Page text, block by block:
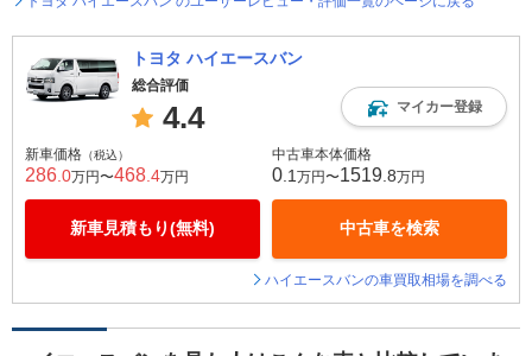
トヨタ ハイエースバン
総合評価
4.4 マイカー登録
新車価格 （税込）
286 .0万円〜468 .4万円
新車見積もり(無料)
中古車本体価格
0 .1 万円〜1519 .8万円
中古車を検索
ハイエースバンの車買取相場を調べる